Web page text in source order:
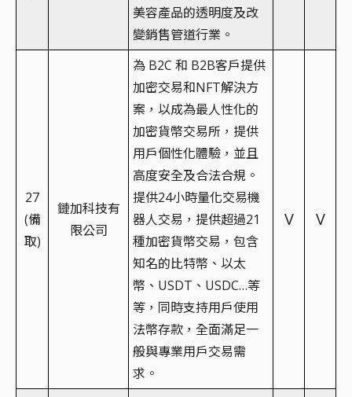
美容產品的透明度及改
變銷售管道行業。
27
(備
取)
鏈加科技有
限公司
為 B2C 和 B2B客戶提供
加密交易和NFT解決方
案，以成為最人性化的
加密貨幣交易所，提供
用戶個性化體驗，並且
高度安全及合法合規。
提供24小時量化交易機
器人交易，提供超過21
種加密貨幣交易，包含
知名的比特幣、以太
幣、USDT、USDC…等
等，同時支持用戶使用
法幣存款，全面滿足一
般與專業用戶交易需
求。
V V